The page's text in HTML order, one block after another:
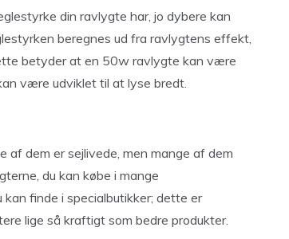
din ravlygte har, jo dybere kan
beregnes ud fra ravlygtens effekt,
betyder at en 50w ravlygte kan være
være udviklet til at lyse bredt.
af dem er sejlivede, men mange af dem
du kan købe i mange
finde i specialbutikker; dette er
lige så kraftigt som bedre produkter.